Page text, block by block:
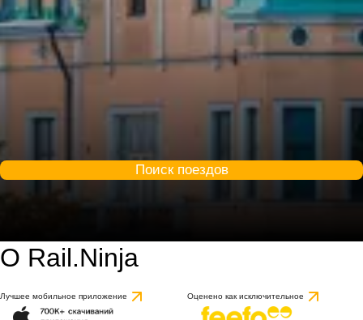
Поиск поездов
О Rail.Ninja
Лучшее мобильное приложение Оценено как исключительное
на основе 1 отзыва